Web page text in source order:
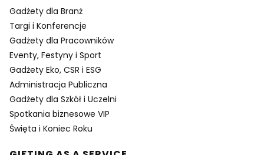
Gadżety dla Branż
Targi i Konferencje
Gadżety dla Pracowników
Eventy, Festyny i Sport
Gadżety Eko, CSR i ESG
Administracja Publiczna
Gadżety dla Szkół i Uczelni
Spotkania biznesowe VIP
Święta i Koniec Roku